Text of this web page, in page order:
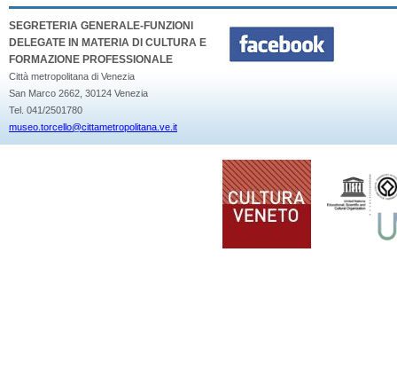
SEGRETERIA GENERALE-FUNZIONI
DELEGATE IN MATERIA DI CULTURA E
FORMAZIONE PROFESSIONALE
Città metropolitana di Venezia
San Marco 2662, 30124 Venezia
Tel. 041/2501780
museo.torcello@cittametropolitana.ve.it